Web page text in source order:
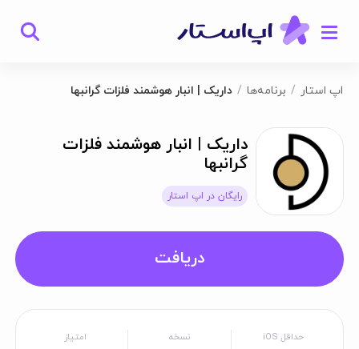
اپ استار برنامه‌ها داریک | انبار هوشمند فلزات گرانبها
داریک | انبار هوشمند فلزات
گرانبها
رایگان در اپ استار
دریافت
حداقل iOS نسخه امتیاز